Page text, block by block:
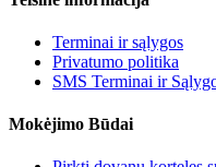
Terminai ir sąlygos
Privatumo politika
SMS Terminai ir
Mokėjimo Būdai